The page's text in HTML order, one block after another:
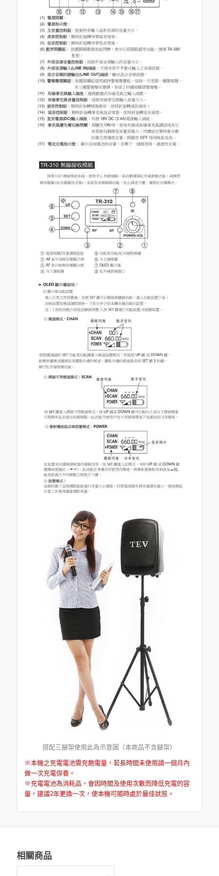
搭配三腳架使用此為示意圖（本商品不含腳架）
※本機之充電電池需充飽電量，若長時間未使用請一個月內
做一次充電保養。
※充電電池為消耗品，會因時間及使用次數而降低充電的容
量，建議2年更換一次，使本機可隨時處於最佳狀態。
相關商品